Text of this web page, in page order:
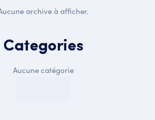
archive à afficher.
Categories
Aucune catégorie